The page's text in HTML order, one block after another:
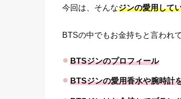
今回は、そんなジンの愛用して
BTSの中でもお金持ちと言われ
BTSジンのプロフィール
BTSジンの愛用香水や腕時計